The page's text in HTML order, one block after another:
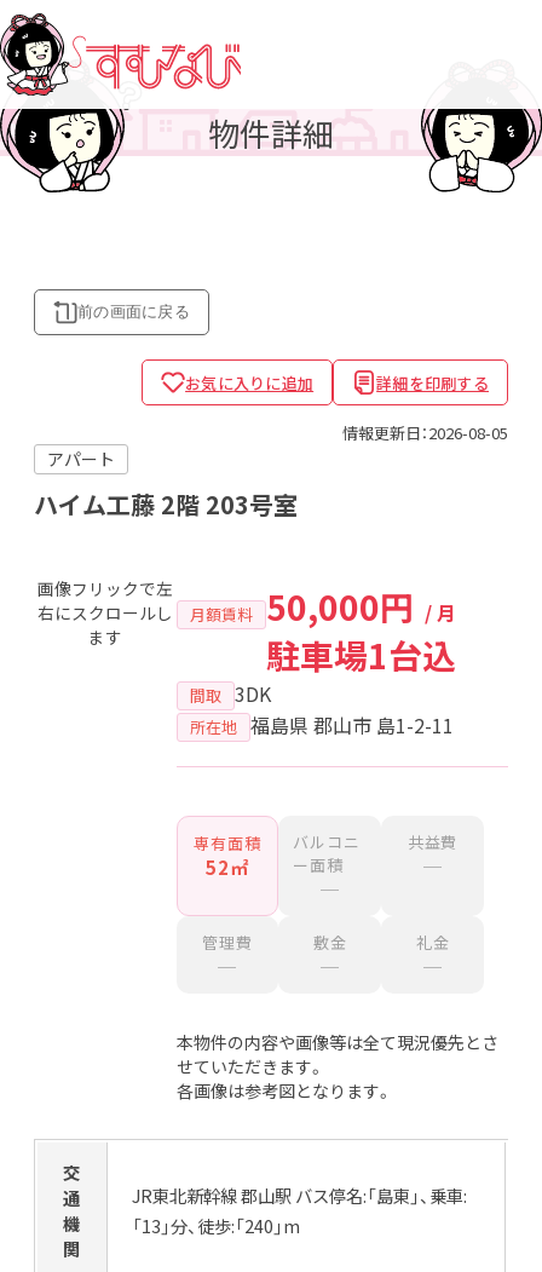
物件詳細
前の画面に戻る
お気に入りに追加 詳細を印刷する
情報更新日：2026-08-05
アパート
ハイム工藤 2階 203号室
月額賃料 50,000円 / 月
駐車場1台込
間取 3DK
所在地 福島県 郡山市 島1-2-11
専有面積
52㎡
バルコニ
ー面積
─
共益費
─
管理費
─
敷金
─
礼金
─
本物件の内容や画像等は全て現況優先とさ
せていただきます。
各画像は参考図となります。
画像フリックで左
右にスクロールし
ます
交
通
機
関
JR東北新幹線 郡山駅 バス停名:「島東」、乗車:
「13」分、徒歩:「240」m